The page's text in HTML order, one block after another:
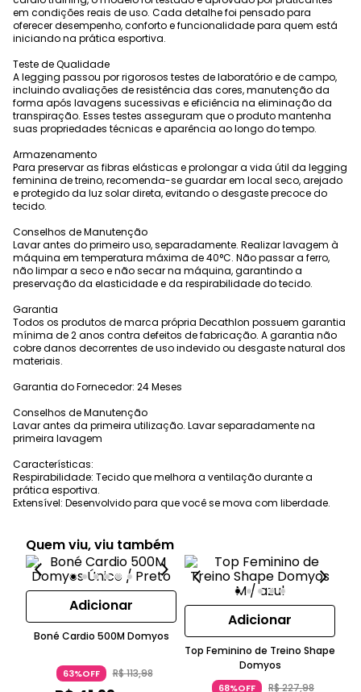
em condições reais de uso. Cada detalhe foi pensado para
oferecer desempenho, conforto e funcionalidade para quem está
iniciando na prática esportiva.
Teste de Qualidade
A legging passou por rigorosos testes de laboratório e de campo,
incluindo avaliações de resistência das cores, manutenção da
forma após lavagens sucessivas e eficiência na eliminação da
transpiração. Esses testes asseguram que o produto mantenha
suas propriedades técnicas e aparência ao longo do tempo.
Armazenamento
Para preservar as fibras elásticas e prolongar a vida útil da legging
feminina de treino, recomenda-se guardar em local seco, arejado
e protegido da luz solar direta, evitando o desgaste precoce do
tecido.
Conselhos de Manutenção
Lavar antes do primeiro uso, separadamente. Realizar lavagem à
máquina em temperatura máxima de 40°C. Não passar a ferro,
não limpar a seco e não secar na máquina, garantindo a
preservação da elasticidade e da respirabilidade do tecido.
Garantia
Todos os produtos de marca própria Decathlon possuem garantia
mínima de 2 anos contra defeitos de fabricação. A garantia não
cobre danos decorrentes de uso indevido ou desgaste natural dos
materiais.
Garantia do Fornecedor: 24 Meses
Conselhos de Manutenção
Lavar antes da primeira utilização. Lavar separadamente na
primeira lavagem
Características:
Respirabilidade: Tecido que melhora a ventilação durante a
prática esportiva.
Extensível: Desenvolvido para que você se mova com liberdade.
Quem viu, viu também
Adicionar
Boné Cardio 500M Domyos
63%OFF R$113,98
Adicionar
Top Feminino de Treino Shape
Domyos
68%OFF R$227,98